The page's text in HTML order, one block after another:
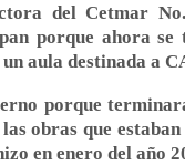
del Cetmar
porque ahora se
aula destinada a
porque
obras que estaban
en enero del año